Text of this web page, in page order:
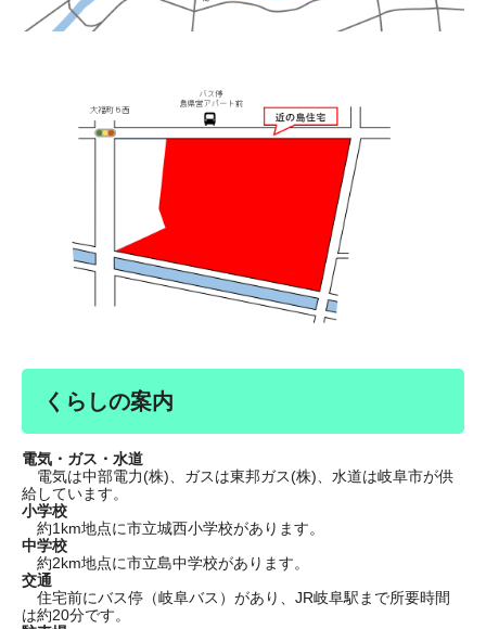
くらしの案内
電気・ガス・水道
電気は中部電力(株)、ガスは東邦ガス(株)、水道は岐阜市が供
給しています。
小学校
約1km地点に市立城西小学校があります。
中学校
約2km地点に市立島中学校があります。
交通
住宅前にバス停（岐阜バス）があり、JR岐阜駅まで所要時間
は約20分です。